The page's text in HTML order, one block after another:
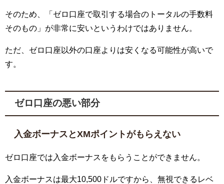
そのため、「ゼロ口座で取引する場合のトータルの手数料
そのもの」が非常に安いというわけではありません。
ただ、ゼロ口座以外の口座よりは安くなる可能性が高いで
す。
ゼロ口座の悪い部分
入金ボーナスとXMポイントがもらえない
ゼロ口座では入金ボーナスをもらうことができません。
入金ボーナスは最大10,500ドルですから、無視できるレベ